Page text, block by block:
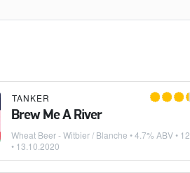
TANKER
Brew Me A River
Wheat Beer - Witbier / Blanche • 4.7% ABV •
• 13.10.2020